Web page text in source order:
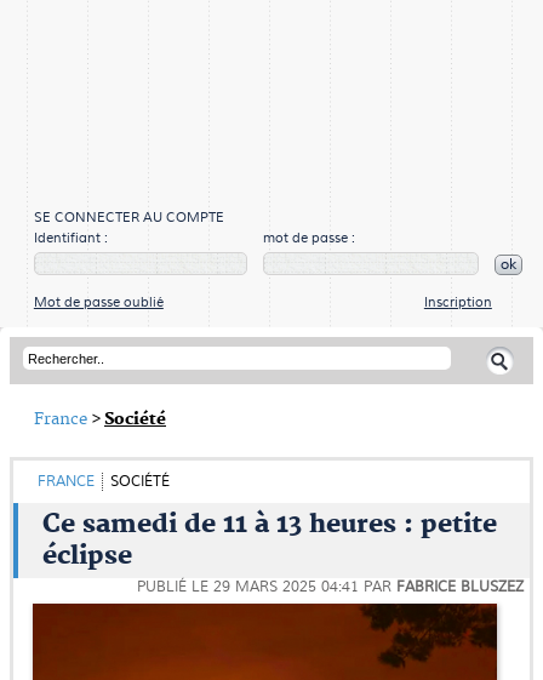
SE CONNECTER AU COMPTE
Identifiant :
mot de passe :
ok
Mot de passe oublié Inscription
France >Société
FRANCE SOCIÉTÉ
Ce samedi de 11 à 13 heures : petite
éclipse
PUBLIÉ LE 29 MARS 2025 04:41 PAR FABRICE BLUSZEZ